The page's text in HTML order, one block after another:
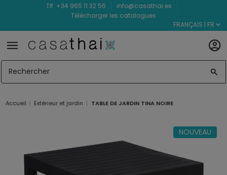
Tlf. +34 965 11 32 56
info@casathai.es
Télécharger les catalogues
FRANÇAIS | FR
Accueil Extérieur et jardin TABLE DE JARDIN TINA NOIRE
NOUVEAU